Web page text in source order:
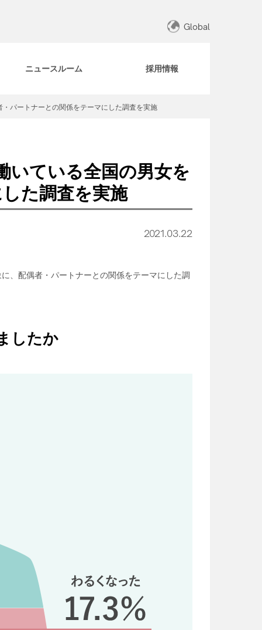
Global
ニュースルーム 採用情報
パートナーとの関係をテーマにした調査を実施
いている全国の男女を
た調査を実施
2021.03.22
、配偶者・パートナーとの関係をテーマにした調
したか